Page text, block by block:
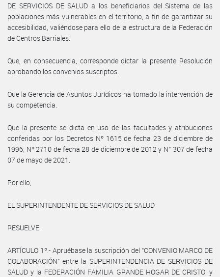
DE SERVICIOS DE SALUD a los beneficiarios del Sistema de las
poblaciones más vulnerables en el territorio, a fin de garantizar su
accesibilidad, valiéndose para ello de la estructura de la Federación
de Centros Barriales.
Que, en consecuencia, corresponde dictar la presente Resolución
aprobando los convenios suscriptos.
Que la Gerencia de Asuntos Jurídicos ha tomado la intervención de
su competencia.
Que la presente se dicta en uso de las facultades y atribuciones
conferidas por los Decretos Nº 1615 de fecha 23 de diciembre de
1996; Nº 2710 de fecha 28 de diciembre de 2012 y N° 307 de fecha
07 de mayo de 2021.
Por ello,
EL SUPERINTENDENTE DE SERVICIOS DE SALUD
RESUELVE:
ARTÍCULO 1º.- Apruébase la suscripción del “CONVENIO MARCO DE
COLABORACIÓN” entre la SUPERINTENDENCIA DE SERVICIOS DE
SALUD y la FEDERACIÓN FAMILIA GRANDE HOGAR DE CRISTO; y